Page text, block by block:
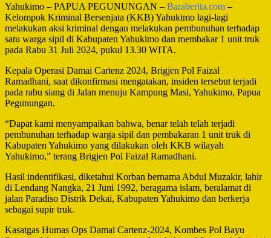
Yahukimo – PAPUA PEGUNUNGAN – Baraberita.com –
Kelompok Kriminal Bersenjata (KKB) Yahukimo lagi-lagi
melakukan aksi kriminal dengan melakukan pembunuhan terhadap
satu warga sipil di Kabupaten Yahukimo dan membakar 1 unit truk
pada Rabu 31 Juli 2024, pukul 13.30 WITA.
Kepala Operasi Damai Cartenz 2024, Brigjen Pol Faizal
Ramadhani, saat dikonfirmasi mengatakan, insiden tersebut terjadi
pada rabu siang di Jalan menuju Kampung Masi, Yahukimo, Papua
Pegunungan.
“Dapat kami menyampaikan bahwa, benar telah telah terjadi
pembunuhan terhadap warga sipil dan pembakaran 1 unit truk di
Kabupaten Yahukimo yang dilakukan oleh KKB wilayah
Yahukimo,” terang Brigjen Pol Faizal Ramadhani.
Hasil indentifikasi, diketahui Korban bernama Abdul Muzakir, lahir
di Lendang Nangka, 21 Juni 1992, beragama islam, beralamat di
jalan Paradiso Distrik Dekai, Kabupaten Yahukimo dan berkerja
sebagai supir truk.
Kasatgas Humas Ops Damai Cartenz-2024, Kombes Pol Bayu